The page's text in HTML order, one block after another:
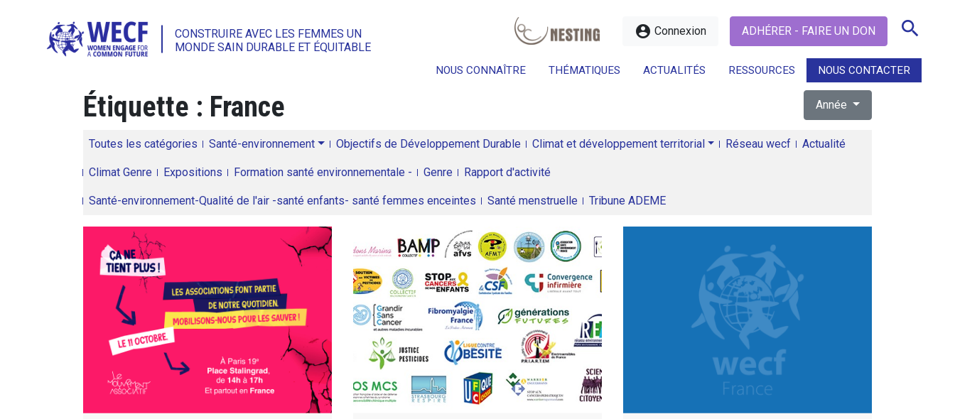
CONSTRUIRE AVEC LES FEMMES UN
MONDE SAIN DURABLE ET ÉQUITABLE
account_circle Connexion ADHÉRER - FAIRE UN DON search
NOUS CONNAÎTRE THÉMATIQUES ACTUALITÉS RESSOURCES NOUS CONTACTER
search
Étiquette : France Année
Toutes les catégories Santé-environnement Objectifs de Développement Durable Climat et développement territorial Réseau wecf Actualité
Climat Genre Expositions Formation santé environnementale - Genre Rapport d'activité
Santé-environnement-Qualité de l'air -santé enfants- santé femmes enceintes Santé menstruelle Tribune ADEME